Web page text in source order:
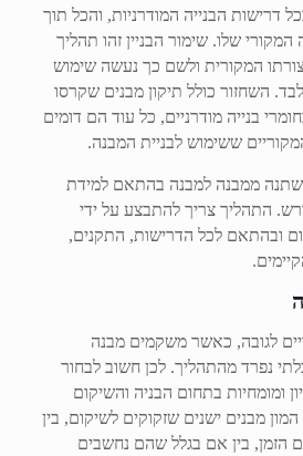
דרישות הבנייה המודרניות, והכל תוך
שלו. שימור הבניין זהו תהליך
המקורית ולשם כך נעשה שימוש
השחזור כולל תיקון מבנים שקרסו
בנייה מודרניים, כל עוד הם דומים
ששימוש לבניית המבנה.
ממבנה למבנה בהתאם למידת
התהליך צריך להתבצע על ידי
ובהתאם לכל הדרישות, התקנים,
לגובה, כאשר משקמים מבנה
נפרד מהתהליך. לכן חשוב לבחור
ומומחיות בתחום הבניה והשיקום
מבנים ישנים שזקוקים לשיקום, בין
הזמן, בין אם בגלל שהם נחשבים